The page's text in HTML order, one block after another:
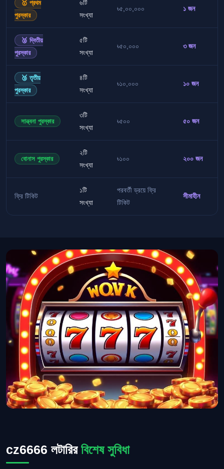
🥇 প্রথম
পুরস্কার
৬টি
সংখ্যা
৳৫,০০,০০০ ১ জন
🥈 দ্বিতীয়
পুরস্কার
৫টি
সংখ্যা
৳৫০,০০০ ৩ জন
🥉 তৃতীয়
পুরস্কার
৪টি
সংখ্যা
৳১০,০০০ ১০ জন
সান্ত্বনা পুরস্কার
৩টি
সংখ্যা
৳৫০০ ৫০ জন
বোনাস পুরস্কার
২টি
সংখ্যা
৳১০০ ২০০ জন
ফ্রি টিকিট
১টি
সংখ্যা
পরবর্তী ড্রয়ে ফ্রি
টিকিট
সীমাহীন
cz6666 লটারির বিশেষ সুবিধা